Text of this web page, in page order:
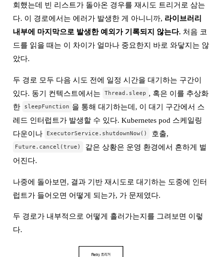
회했는데 빈 리스트가 돌아온 경우를 재시도 트리거로 삼는
다. 이 경로에서는 에러가 발생한 게 아니니까, 라이브러리
내부에 마지막으로 발생한 예외가 기록되지 않는다. 처음 코
드를 읽을 때는 이 차이가 얼마나 중요한지 바로 와닿지는 않
았다.
두 경로 모두 다음 시도 전에 일정 시간을 대기하는 구간이
있다. 동기 컨텍스트에서는
Thread.sleep , 혹은 이를 추상화
한
sleepFunction 을 통해 대기하는데, 이 대기 구간에서 스
레드 인터럽트가 발생할 수 있다. Kubernetes pod 스케일링
다운이나
ExecutorService.shutdownNow() 호출,
Future.cancel(true)
같은 상황은 운영 환경에서 흔하게 벌
어진다.
나중에 돌아보면, 결과 기반 재시도로 대기하는 도중에 인터
럽트가 들어오면 어떻게 되는가, 가 문제였다.
두 경로가 내부적으로 어떻게 흘러가는지를 그려보면 이렇
다.